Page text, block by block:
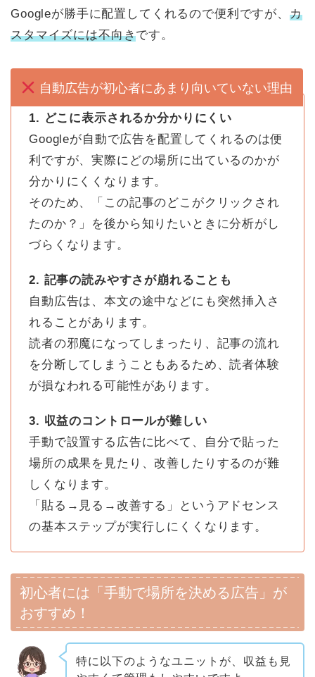
Googleが勝手に配置してくれるので便利ですが、 カ
スタマイズには不向きです。
自動広告が初心者にあまり向いていない理由
1. どこに表示されるか分かりにくい
Googleが自動で広告を配置してくれるのは便
利ですが、実際にどの場所に出ているのかが
分かりにくくなります。
そのため、「この記事のどこがクリックされ
たのか？」を後から知りたいときに分析がし
づらくなります。
2. 記事の読みやすさが崩れることも
自動広告は、本文の途中などにも突然挿入さ
れることがあります。
読者の邪魔になってしまったり、記事の流れ
を分断してしまうこともあるため、読者体験
が損なわれる可能性があります。
3. 収益のコントロールが難しい
手動で設置する広告に比べて、自分で貼った
場所の成果を見たり、改善したりするのが難
しくなります。
「貼る→見る→改善する」というアドセンス
の基本ステップが実行しにくくなります。
初心者には「手動で場所を決める広告」が
おすすめ！
特に以下のようなユニットが、収益も見